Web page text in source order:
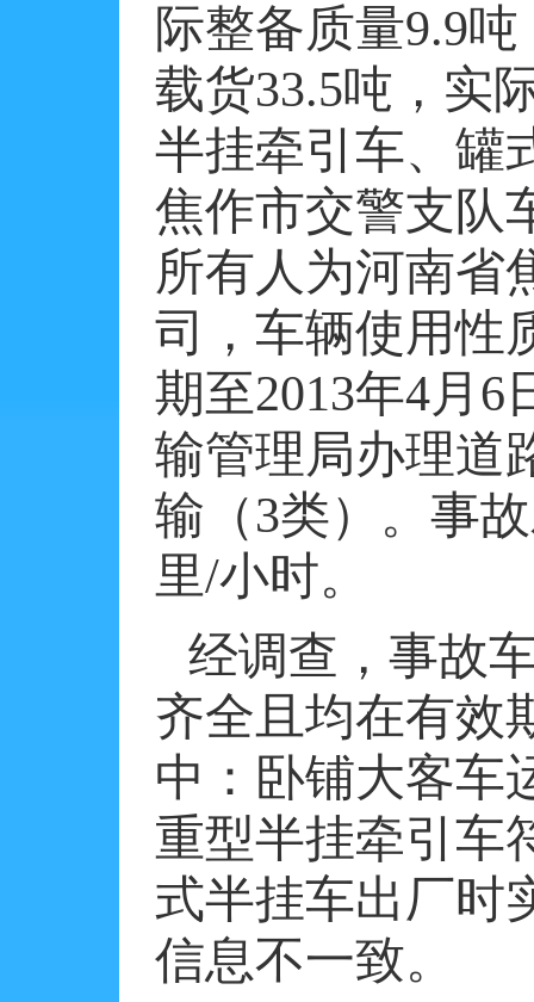
际整备质量9.9吨
载货33.5吨，实
半挂牵引车、罐
焦作市交警支队
所有人为河南省
司，车辆使用性
期至2013年4月 6
输管理局办理道
输（3类）。事
里/小时。
经调查，事故
齐全且均在有效
中：卧铺大客车
重型半挂牵引车
式半挂车出厂时
信息不一致。